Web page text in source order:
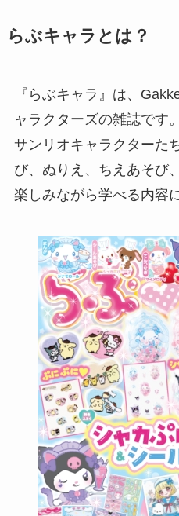
らぶキャラとは？
『らぶキャラ』は、
ャラクターズの雑誌です。
サンリオキャラクターた
び、ぬりえ、ちえあそび
楽しみながら学べる内容